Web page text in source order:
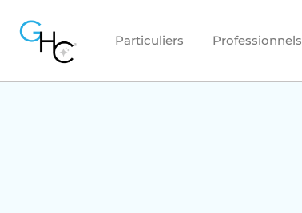
Particuliers Professionnels